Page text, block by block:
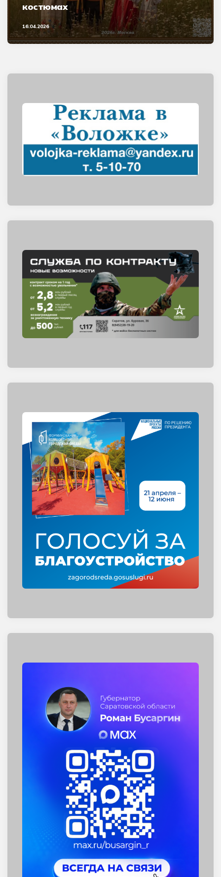
костюмах
16.04.2026